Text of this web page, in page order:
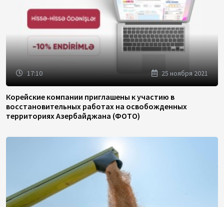
17:10 25 ноября 2021
Корейские компании приглашены к участию в
восстановительных работах на освобожденных
территориях Азербайджана (ФОТО)